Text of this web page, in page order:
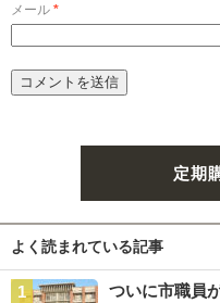
メール *
定期
よく読まれている記事
ついに市職員